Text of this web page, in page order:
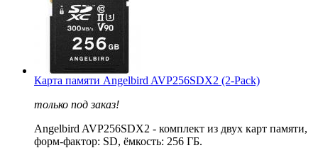
Карта памяти Angelbird AVP256SDX2 (2-Pack)
только под заказ!
Angelbird AVP256SDX2 - комплект из двух карт памяти,
форм-фактор: SD, ёмкость: 256 ГБ.